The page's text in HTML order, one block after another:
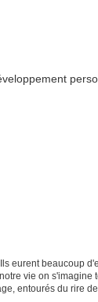
eurent beaucoup
vie on s'imagine
entourés du rire de